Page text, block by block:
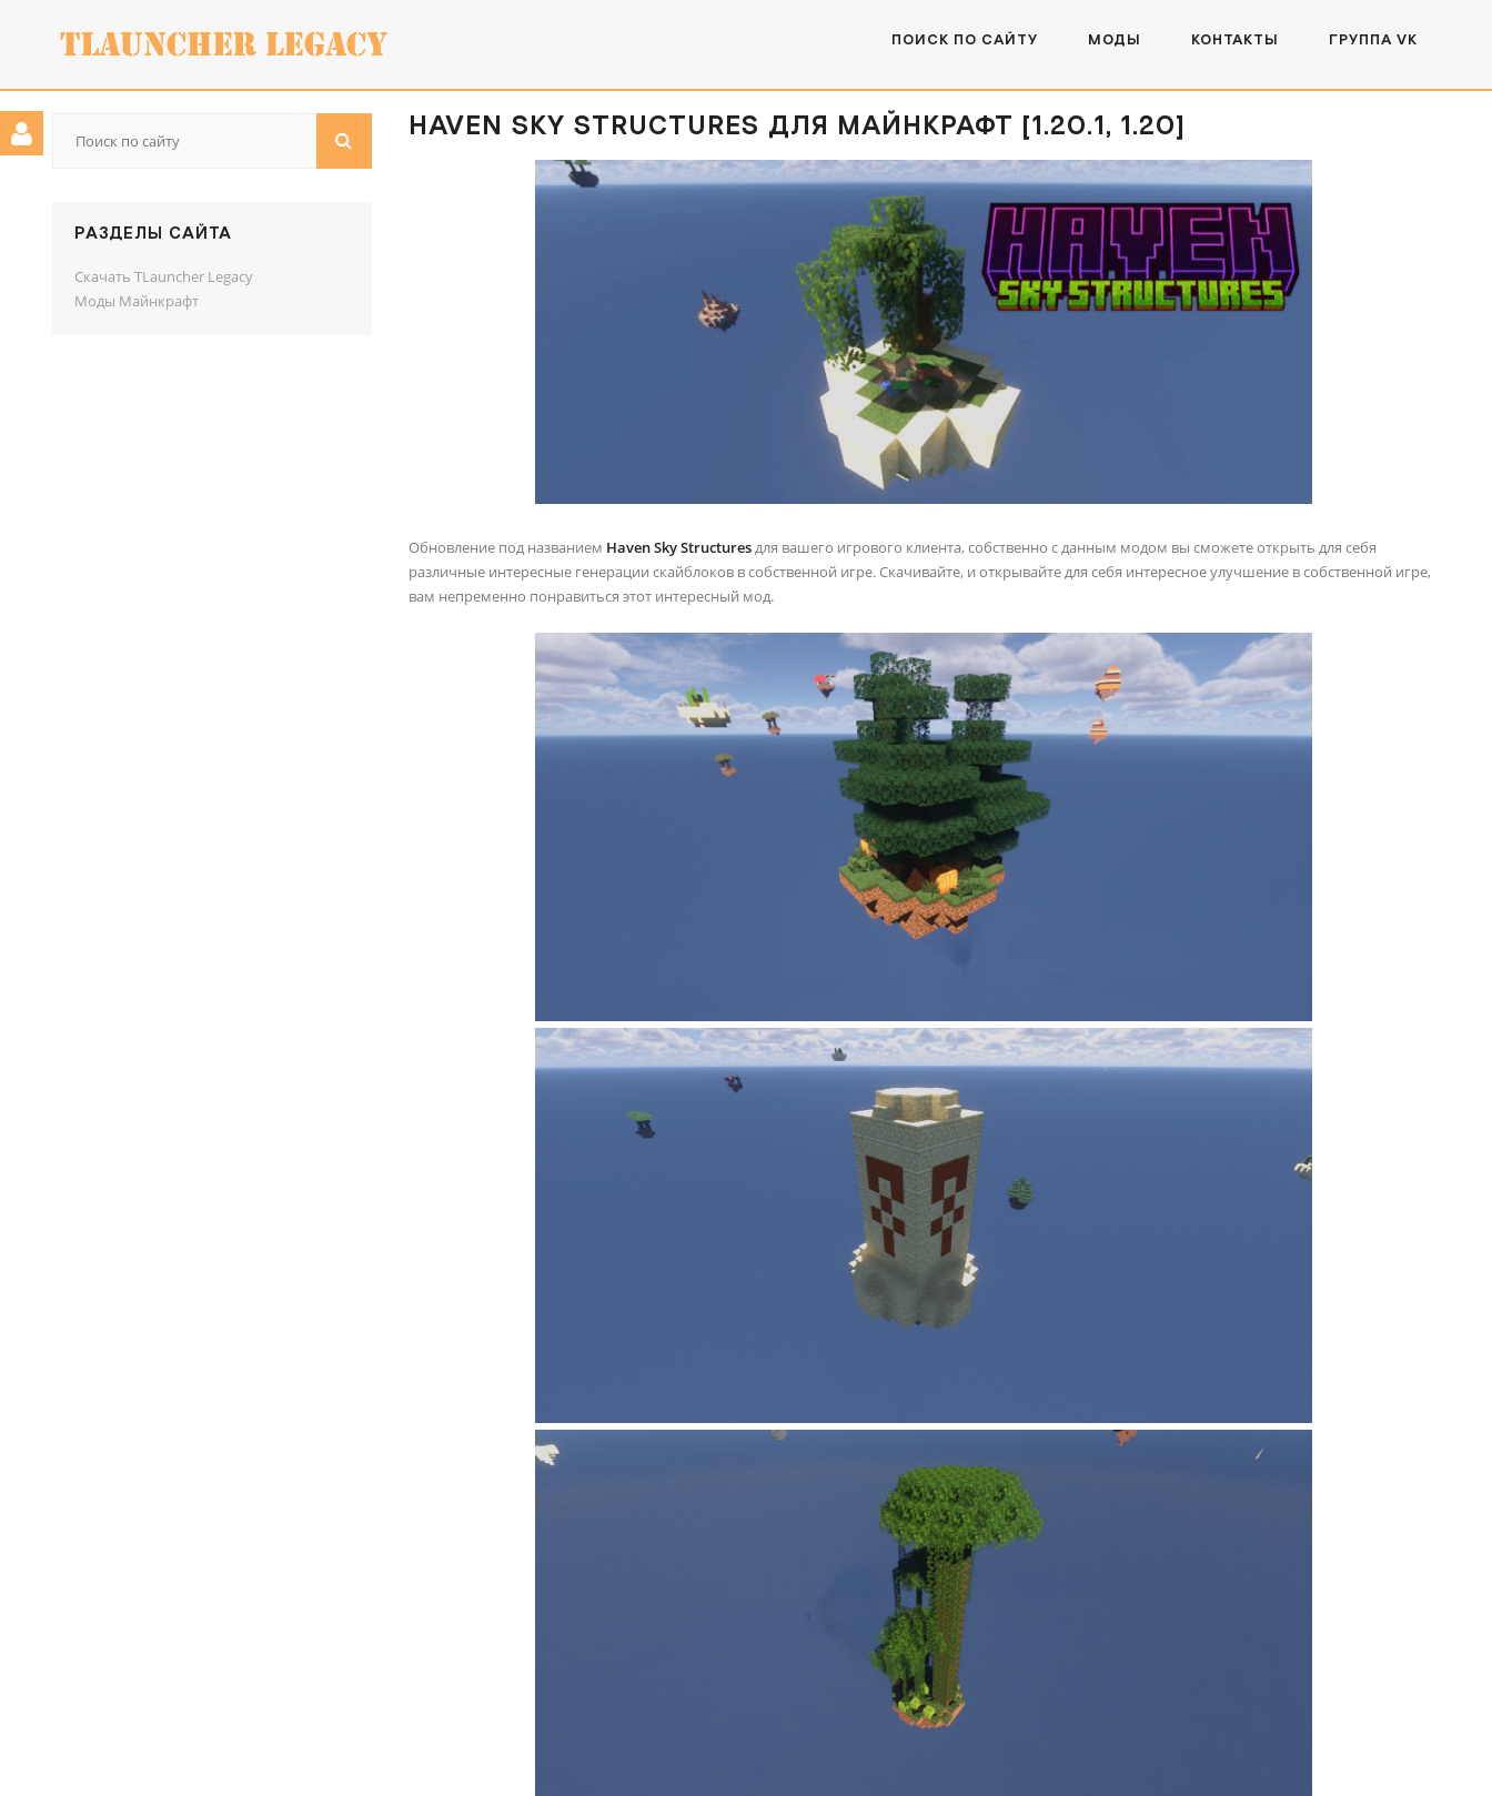
ПОИСК ПО САЙТУ МОДЫ КОНТАКТЫ ГРУППА VK
HAVEN SKY STRUCTURES ДЛЯ МАЙНКРАФТ [1.20.1, 1.20]
Обновление под названием Haven Sky Structuresдля вашего игрового клиента, собственно с данным модом вы сможете открыть для себя
различные интересные генерации скайблоков в собственной игре. Скачивайте, и открывайте для себя интересное улучшение в собственной игре,
вам непременно понравиться этот интересный мод.
РАЗДЕЛЫ САЙТА
Скачать TLauncher Legacy
Моды Майнкрафт